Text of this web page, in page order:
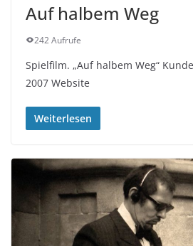
Auf halbem Weg
242 Aufrufe
Spielfilm. „Auf halbem Weg“
2007 Website
Weiterlesen